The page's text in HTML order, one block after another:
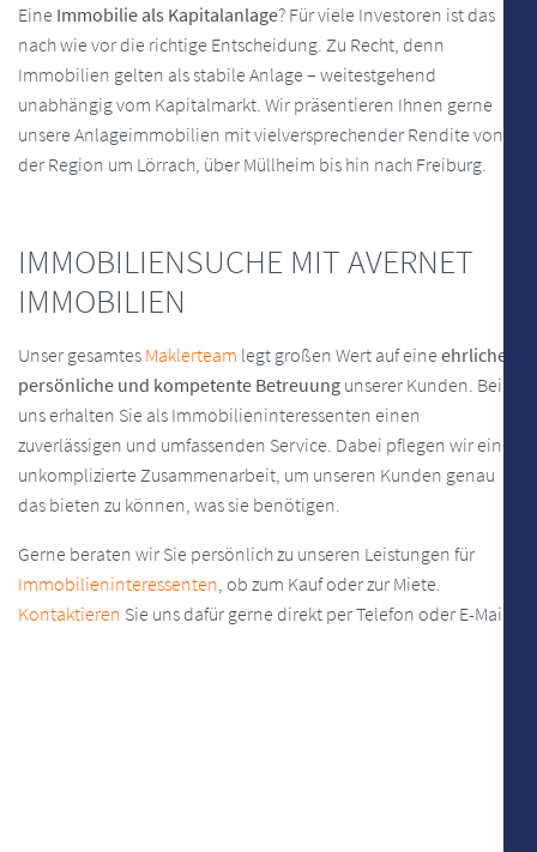
Eine Immobilie als Kapitalanlage? Für viele Investoren ist das
nach wie vor die richtige Entscheidung. Zu Recht, denn
Immobilien gelten als stabile Anlage – weitestgehend
unabhängig vom Kapitalmarkt. Wir präsentieren Ihnen gerne
unsere Anlageimmobilien mit vielversprechender Rendite von
der Region um Lörrach, über Müllheim bis hin nach Freiburg.
IMMOBILIENSUCHE MIT AVERNET
IMMOBILIEN
Unser gesamtes Maklerteam legt großen Wert auf eine ehrliche,
persönliche und kompetente Betreuung unserer Kunden. Bei
uns erhalten Sie als Immobilieninteressenten einen
zuverlässigen und umfassenden Service. Dabei pflegen wir eine
unkomplizierte Zusammenarbeit, um unseren Kunden genau
das bieten zu können, was sie benötigen.
Gerne beraten wir Sie persönlich zu unseren Leistungen für
Immobilieninteressenten, ob zum Kauf oder zur Miete.
Kontaktieren Sie uns dafür gerne direkt per Telefon oder E-Mail.